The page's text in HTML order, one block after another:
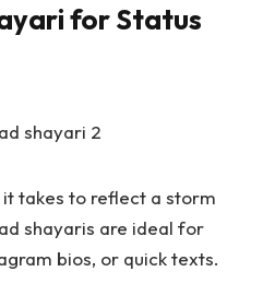
for Status
takes to reflect a storm
shayaris are ideal for
bios, or quick texts.